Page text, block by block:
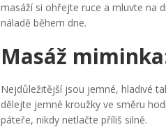
masáží si ohřejte ruce a mluvte na
náladě během dne.
Masáž
Nejdůležitější jsou jemné, hladivé
dělejte jemné kroužky ve směru
páteře, nikdy netlačte příliš silně.